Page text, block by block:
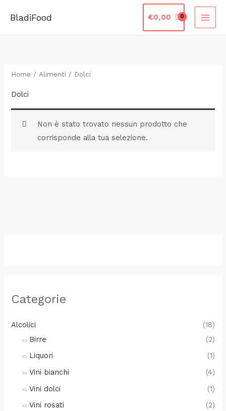
contenuto
BladiFood €0,00
Categorie
Alcolici
(18)
Birre
(2)
Liquori
(1)
Vini bianchi
(4)
Vini dolci
(1)
Vini rosati
(2)
Home /Alimenti / Dolci
Dolci
Non è stato trovato nessun prodotto che
corrisponde alla tua selezione.